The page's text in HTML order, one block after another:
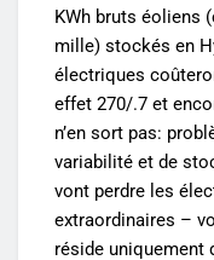
KWh bruts éoliens
mille) stockés en
électriques
effet 270/.7 et
n’en sort pas:
variabilité et de
vont perdre les
extraordinaires –
réside uniquement